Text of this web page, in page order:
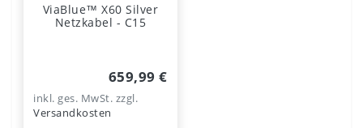
ViaBlue™ X60 Silver
Netzkabel - C15
659,99 €
inkl. ges. MwSt. zzgl.
Versandkosten